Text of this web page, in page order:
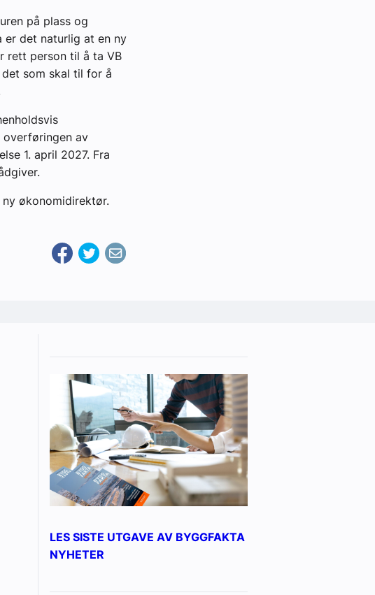
på plass og
er det naturlig at en ny
rett person til å ta VB
som skal til for å
overføringen av
1. april 2027. Fra
økonomidirektør.
LES SISTE UTGAVE AV BYGGFAKTA
NYHETER